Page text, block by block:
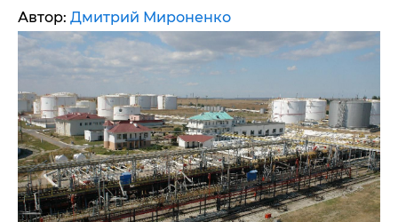
Автор: Дмитрий Мироненко